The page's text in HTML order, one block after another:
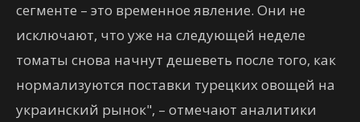
сегменте – это временное явление. Они не
исключают, что уже на следующей неделе
томаты снова начнут дешеветь после того, как
нормализуются поставки турецких овощей на
украинский рынок", – отмечают аналитики